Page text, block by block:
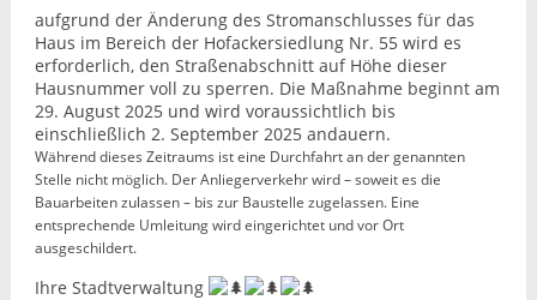
aufgrund der Änderung des Stromanschlusses für das
Haus im Bereich der Hofackersiedlung Nr. 55 wird es
erforderlich, den Straßenabschnitt auf Höhe dieser
Hausnummer voll zu sperren. Die Maßnahme beginnt am
29. August 2025 und wird voraussichtlich bis
einschließlich 2. September 2025 andauern.
Während dieses Zeitraums ist eine Durchfahrt an der genannten
Stelle nicht möglich. Der Anliegerverkehr wird – soweit es die
Bauarbeiten zulassen – bis zur Baustelle zugelassen. Eine
entsprechende Umleitung wird eingerichtet und vor Ort
ausgeschildert.
Ihre Stadtverwaltung